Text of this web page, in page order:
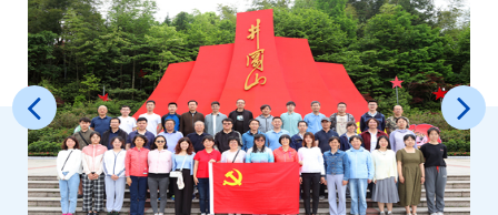
03
2025-07
【已截止】国家空间科学中心微波遥感技术重
点实验室遥感数据处理与分析助理招聘启事
03
2025-07
【已截止】国家空间科学中心微波遥感技术重
点实验室空间地球数据处理与分析助理招聘启
事